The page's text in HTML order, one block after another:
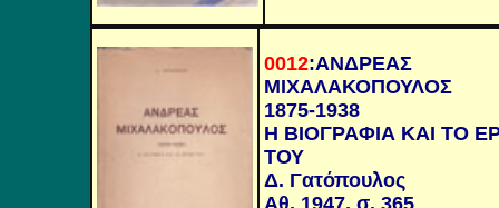
0012:ΑΝΔΡΕΑΣ
ΜΙΧΑΛΑΚΟΠΟΥΛΟΣ
1875-1938
Η ΒΙΟΓΡΑΦΙΑ ΚΑΙ ΤΟ
ΤΟΥ
Δ. Γατόπουλος
Αθ. 1947, σ. 365